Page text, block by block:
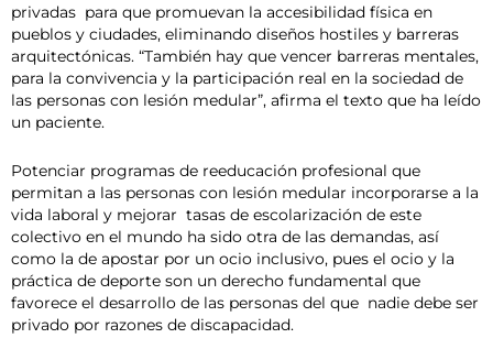
privadas para que promuevan la accesibilidad física en
pueblos y ciudades, eliminando diseños hostiles y barreras
arquitectónicas. “También hay que vencer barreras mentales,
para la convivencia y la participación real en la sociedad de
las personas con lesión medular”, afirma el texto que ha leído
un paciente.
Potenciar programas de reeducación profesional que
permitan a las personas con lesión medular incorporarse a la
vida laboral y mejorar tasas de escolarización de este
colectivo en el mundo ha sido otra de las demandas, así
como la de apostar por un ocio inclusivo, pues el ocio y la
práctica de deporte son un derecho fundamental que
favorece el desarrollo de las personas del que nadie debe ser
privado por razones de discapacidad.